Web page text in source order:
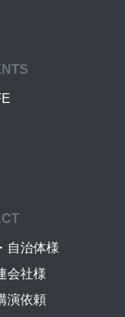
自治体様
会社様
演依頼